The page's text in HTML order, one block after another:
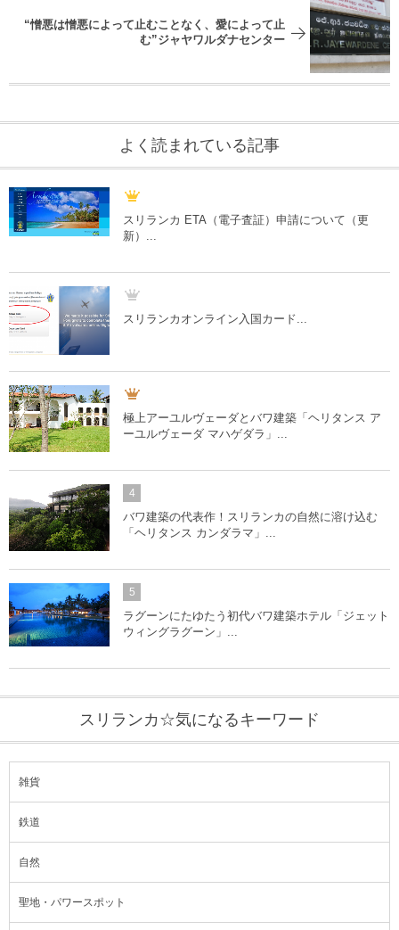
“憎悪は憎悪によって止むことなく、愛によって止
む”ジャヤワルダナセンター
よく読まれている記事
スリランカ ETA（電子査証）申請について（更
新）...
スリランカオンライン入国カード...
極上アーユルヴェーダとバワ建築「ヘリタンス ア
ーユルヴェーダ マハゲダラ」...
4
バワ建築の代表作！スリランカの自然に溶け込む
「ヘリタンス カンダラマ」...
5
ラグーンにたゆたう初代バワ建築ホテル「ジェット
ウィングラグーン」...
スリランカ☆気になるキーワード
雑貨
鉄道
自然
聖地・パワースポット